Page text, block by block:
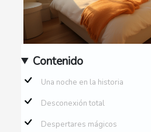
Contenido
Una noche en la historia
Desconexión total
Despertares mágicos